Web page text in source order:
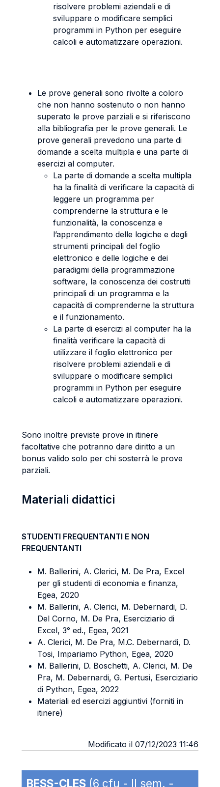
risolvere problemi aziendali e di
sviluppare o modificare semplici
programmi in Python per eseguire
calcoli e automatizzare operazioni.
Le prove generali sono rivolte a coloro
che non hanno sostenuto o non hanno
superato le prove parziali e si riferiscono
alla bibliografia per le prove generali. Le
prove generali prevedono una parte di
domande a scelta multipla e una parte di
esercizi al computer.
La parte di domande a scelta multipla
ha la finalità di verificare la capacità di
leggere un programma per
comprenderne la struttura e le
funzionalità, la conoscenza e
l’apprendimento delle logiche e degli
strumenti principali del foglio
elettronico e delle logiche e dei
paradigmi della programmazione
software, la conoscenza dei costrutti
principali di un programma e la
capacità di comprenderne la struttura
e il funzionamento.
La parte di esercizi al computer ha la
finalità verificare la capacità di
utilizzare il foglio elettronico per
risolvere problemi aziendali e di
sviluppare o modificare semplici
programmi in Python per eseguire
calcoli e automatizzare operazioni.
Sono inoltre previste prove in itinere
facoltative che potranno dare diritto a un
bonus valido solo per chi sosterrà le prove
parziali.
Materiali didattici
STUDENTI FREQUENTANTI E NON
FREQUENTANTI
M. Ballerini, A. Clerici, M. De Pra, Excel
per gli studenti di economia e finanza,
Egea, 2020
M. Ballerini, A. Clerici, M. Debernardi, D.
Del Corno, M. De Pra, Eserciziario di
Excel, 3° ed., Egea, 2021
A. Clerici, M. De Pra, M.C. Debernardi, D.
Tosi, Impariamo Python, Egea, 2020
M. Ballerini, D. Boschetti, A. Clerici, M. De
Pra, M. Debernardi, G. Pertusi, Eserciziario
di Python, Egea, 2022
Materiali ed esercizi aggiuntivi (forniti in
itinere)
Modificato il 07/12/2023 11:46
BESS-CLES (6 cfu - II sem. -